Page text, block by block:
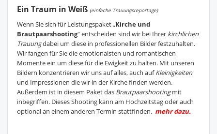
Ein Traum in Weiß (einfache Trauungsreportage)
Wenn Sie sich für Leistungspaket „Kirche und
Brautpaarshooting“ entscheiden sind wir bei Ihrer kirchlichen
Trauungdabei um diese in professionellen Bilder festzuhalten.
Wir fangen für Sie die emotionalsten und romantischen
Momente ein um diese für die Ewigkeit zu halten. Mit unseren
Bildern konzentrieren wir uns auf alles, auch aufKleinigkeiten
und Impressionen die wir in der Kirche finden werden.
Außerdem ist in diesem Paket das Brautpaarshootingmit
inbegriffen. Dieses Shooting kann am Hochzeitstag oder auch
optional an einem anderen Termin stattfinden. mehr dazu.